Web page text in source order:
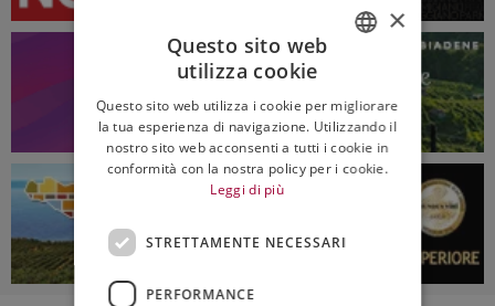
ENGLISH
×
Questo sito web
utilizza cookie
Questo sito web utilizza i cookie per migliorare
la tua esperienza di navigazione. Utilizzando il
nostro sito web acconsenti a tutti i cookie in
conformità con la nostra policy per i cookie.
Leggi di più
STRETTAMENTE NECESSARI
PERFORMANCE